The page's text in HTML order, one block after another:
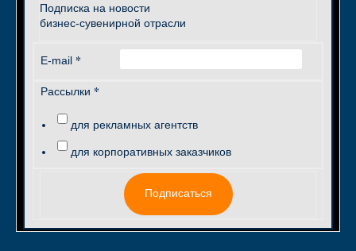
Подписка на новости
бизнес-сувенирной отрасли
E-mail *
Рассылки *
для рекламных агентств
для корпоративных заказчиков
Подписаться